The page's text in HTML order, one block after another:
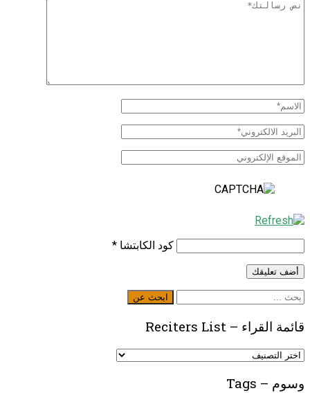
كود الكابتشا *
ابحث
ابحث عن
قائمة القراء – Reciters List
قائمة
وسوم – Tags